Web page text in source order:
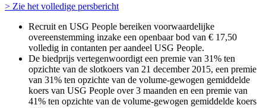
> Zie het volledige persbericht
Recruit en USG People bereiken voorwaardelijke
overeenstemming inzake een openbaar bod van € 17,50
volledig in contanten per aandeel USG People.
De biedprijs vertegenwoordigt een premie van 31% ten
opzichte van de slotkoers van 21 december 2015, een premie
van 31% ten opzichte van de volume-gewogen gemiddelde
koers van USG People over 3 maanden en een premie van
41% ten opzichte van de volume-gewogen gemiddelde koers